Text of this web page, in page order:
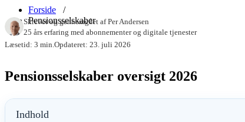
Forside /
Pensionsselskaber
Skrevet og gennemgået afPer Andersen
25 års erfaring med abonnementer og digitale tjenester
Læsetid: 3 min. Opdateret: 23. juli 2026
Pensionsselskaber oversigt 2026
Indhold